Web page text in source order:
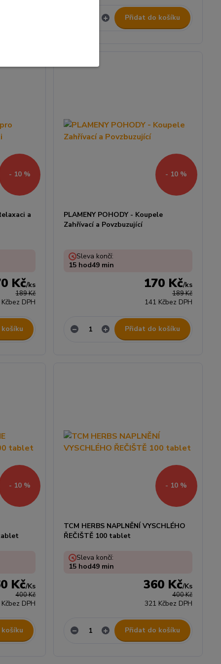
Přidat do košíku
- 10 %
a
189 Kč
Kč/ks
bez DPH
- 10 %
PLAMENY POHODY - Koupele
Zahřívací a Povzbuzující
189 Kč
170 Kč/ks
141 Kčbez DPH
Sleva končí:
15 hod49 min
Přidat do košíku
- 10 %
400 Kč
Kč/Ks
bez DPH
- 10 %
TCM HERBS NAPLNĚNÍ VYSCHLÉHO
ŘEČIŠTĚ 100 tablet
400 Kč
360 Kč/Ks
321 Kčbez DPH
Sleva končí:
15 hod49 min
Přidat do košíku